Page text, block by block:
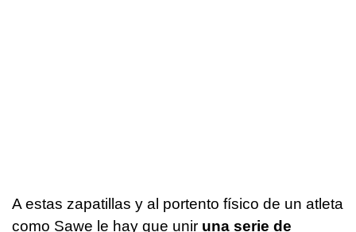
A estas zapatillas y al portento físico de un atleta
como Sawe le hay que unir una serie de